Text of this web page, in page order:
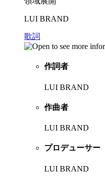
LUI BRAND
歌詞
作詞者
LUI BRAND
作曲者
LUI BRAND
プロデューサー
LUI BRAND